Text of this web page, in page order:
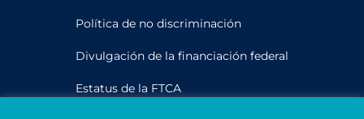
Política de no discriminación
Divulgación de la financiación federal
Estatus de la FTCA